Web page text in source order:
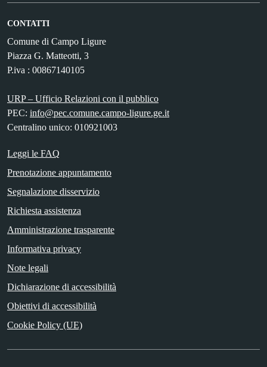
CONTATTI
Comune di Campo Ligure
Piazza G. Matteotti, 3
P.iva : 00867140105
URP – Ufficio Relazioni con il pubblico
PEC: info@pec.comune.campo-ligure.ge.it
Centralino unico: 010921003
Leggi le FAQ
Prenotazione appuntamento
Segnalazione disservizio
Richiesta assistenza
Amministrazione trasparente
Informativa privacy
Note legali
Dichiarazione di accessibilità
Obiettivi di accessibilità
Cookie Policy (UE)